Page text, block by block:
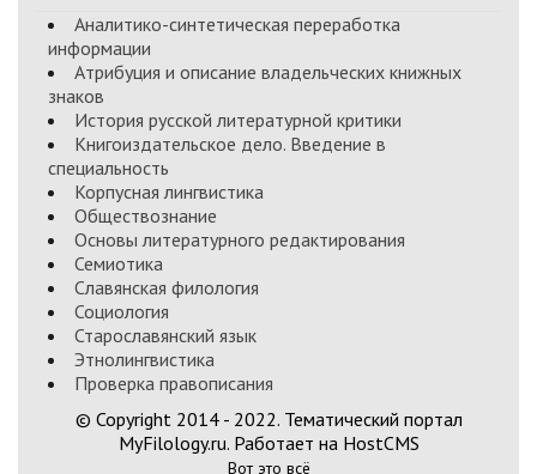
Аналитико-синтетическая переработка
информации
Атрибуция и описание владельческих книжных
знаков
История русской литературной критики
Книгоиздательское дело. Введение в
специальность
Корпусная лингвистика
Обществознание
Основы литературного редактирования
Семиотика
Славянская филология
Социология
Старославянский язык
Этнолингвистика
Проверка правописания
© Copyright 2014 - 2022. Тематический портал
MyFilology.ru. Работает на HostCMS
Вот это всё